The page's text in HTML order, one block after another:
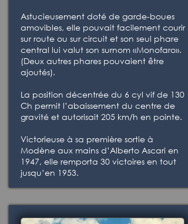
Astucieusement doté de garde-boues
amovibles, elle pouvait facilement courir
sur route ou sur circuit et son seul phare
central lui valut son surnom «Monofaro».
(Deux autres phares pouvaient être
ajoutés).
La position décentrée du 6 cyl vif de 130
Ch permit l’abaissement du centre de
gravité et autorisait 205 km/h en pointe.
Victorieuse à sa première sortie à
Modène aux mains d’Alberto Ascari en
1947, elle remporta 30 victoires en tout
jusqu’en 1953.